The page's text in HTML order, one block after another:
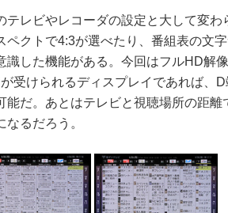
レビやレコーダの設定と大して変わ
ペクトで4:3が選べたり、番組表の文
識した機能がある。今回はフルHD解
受けられるディスプレイであれば、
能だ。あとはテレビと視聴場所の距離
るだろう。